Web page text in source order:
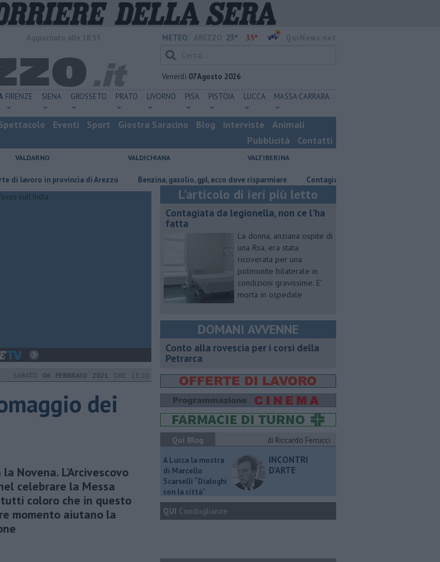
METEO: 23° 35°
Venerdì 07 Agosto 2026
FIRENZE SIENA GROSSETO PRATO LIVORNO PISA PISTOIA LUCCA MASSA CARRARA
Eventi Sport Giostra Saracino Blog Interviste
Animali
Pubblicità
Contatti
VALDARNO VALDICHIANA VALTIBERINA
in provincia di Arezzo ​Benzina, gasolio, gpl, ecco dove risparmiare Contagiata da legionella, non ce l'ha fatta
SABATO 06 FEBBRAIO 2021 ORE 13:10
dei
Novena. L'Arcivescovo
celebrare la Messa
coloro che in questo
momento aiutano la
L'articolo di ieri più letto
Contagiata da legionella, non ce l'ha
fatta
La donna, anziana ospite di
una Rsa, era stata
ricoverata per una
polmonite bilaterale in
condizioni gravissime. E'
morta in ospedale
DOMANI AVVENNE
​Conto alla rovescia per i corsi della
Petrarca
Qui Blog
di Riccardo Ferrucci
A Lucca la mostra
di Marcello
Scarselli “Dialoghi
con la città"
INCONTRI
D'ARTE
QUI Condoglianze